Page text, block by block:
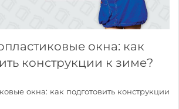
окна: как
конструкции к зиме?
окна: как подготовить конструкции